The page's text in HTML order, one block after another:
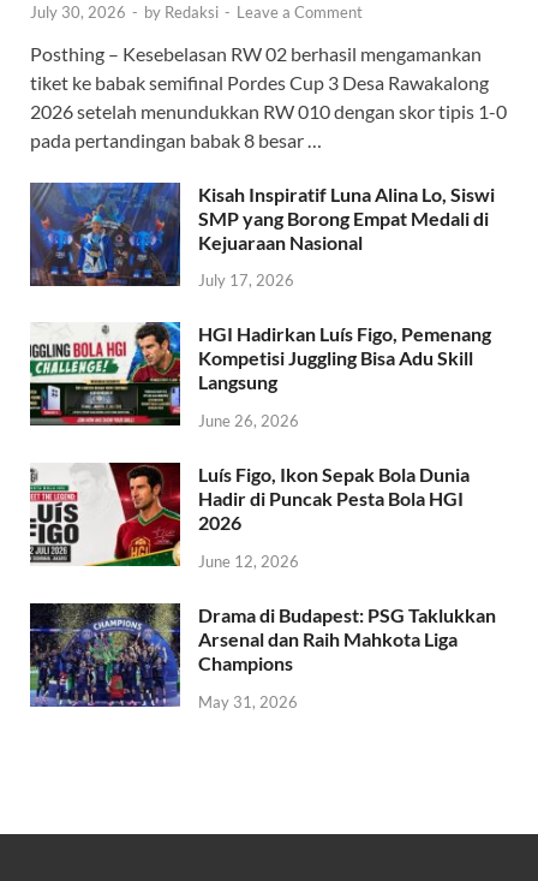
July 30, 2026 - by Redaksi - Leave a Comment
Posthing – Kesebelasan RW 02 berhasil mengamankan
tiket ke babak semifinal Pordes Cup 3 Desa Rawakalong
2026 setelah menundukkan RW 010 dengan skor tipis 1-0
pada pertandingan babak 8 besar …
Kisah Inspiratif Luna Alina Lo, Siswi
SMP yang Borong Empat Medali di
Kejuaraan Nasional
July 17, 2026
HGI Hadirkan Luís Figo, Pemenang
Kompetisi Juggling Bisa Adu Skill
Langsung
June 26, 2026
Luís Figo, Ikon Sepak Bola Dunia
Hadir di Puncak Pesta Bola HGI
2026
June 12, 2026
Drama di Budapest: PSG Taklukkan
Arsenal dan Raih Mahkota Liga
Champions
May 31, 2026